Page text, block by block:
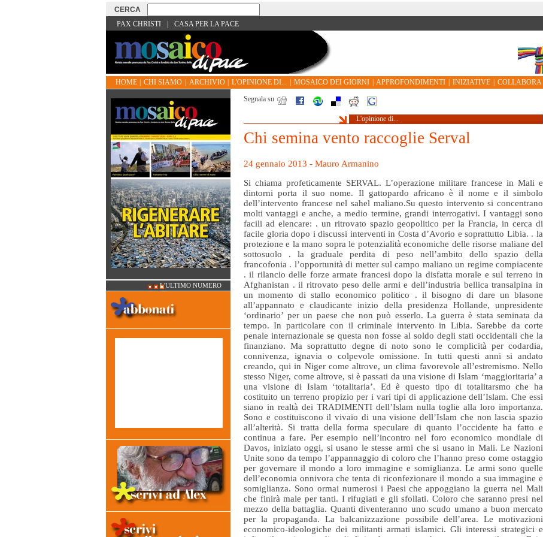
PAX CHRISTI CASA PER LA PACE
HOME CHI SIAMO ARCHIVIO L'OPINIONE DI... MOSAICO DEI GIORNI APPROFONDIMENTI INIZIATIVE
COLLABORA
Segnala su
L'opinione di...
Chi semina vento raccoglie Serval
24 gennaio 2013 - Mauro Armanino
Si chiama profeticamente SERVAL. L’operazione militare francese in Mali e
dintorni porta il suo nome. Il gattopardo africano è il nome e il simbolo
dell’intervento francese nel sahel maliano.Su questo intervento si concentrano
molti vantaggi e anche, a medio termine, grandi interrogativi. I vantaggi sono
facili ad elencare: . un ritrovato spazio geopolitico per la Francia, in cerca di
facile gloria dopo i discussi interventi in Costa d’Avorio e soprattutto Libia. . la
protezione e la mano sopra le potenzialità economiche delle risorse maliane del
sottosuolo . la graduale perdita di peso nell’ambito dello spazio della
francofonia . l’opportunità di metter sul campo maliano un regime compiacente
. il rilancio delle forze armate francesi dopo la disfatta morale e sul terreno in
Afghanistan . il ritrovato peso delle armi e dell’industria bellica transalpina in
un momento di stallo economico politico . il bisogno di dare un blasone
all’appannato e claudicante inizio della presidenza Hollande, unpresidente
‘ordinario’ per un paese che non può esserlo. La guerra è stata seminata da
tempo. In particolare con il criminale intervento in Libia. Sarebbe da corte
penale internazionale se questa non fosse al soldo degli stati occidentali che la
finanziano. Ma soprattutto degne di noto sono le complicità per codardia,
connivenza, ignavia o colpevole omissione. In tutti questi anni si andato
creando, qui in Niger come altrove, un clima favorevole all’estremismo. Nello
stesso Niger, come altrove, si è passati da una visione di Islam ‘maggioritaria’ a
una visione di Islam ‘totalitaria’. Ed è questo tipo di totalitarsmo che ha
costituito un terreno propizio per i vari tipi di applicazione dell’Islam. Che essi
siano in realtà dei TRADIMENTI dell’Islam nulla toglie alla loro importanza.
Sono e costituiscono il vivaio di una visione dell’Islam che non lascia spazio
all’alterità. Si tratta della forma speculare di quanto l’occidente ha fatto e
continua a fare. Per esempio nell’incontro nel foro economico mondiale di
Davos, iniziato oggi, si usano le stesse armi che si usano in Mali. Le Nazioni
Unite sono da tempo l’appannaggio di coloro che l’hanno preso come ostaggio
per governare il mondo a loro immagine e somiglianza. Le armi sono quelle
dell’economia onnivora che tenta di riconfezionare il mondo a sua immagine e
somiglianza. Sono ormai numerosi i Paesi che appoggiano la guerra nel Mali
che finirà male per tanti. I rifugiati e gli sfollati. Coloro che saranno presi nel
mezzo della battaglia. Quanti diventeranno uno scudo umano a buon mercato
per la propaganda. La balcanizzazione possibile dell’area. Le motivazioni
economico-ideologiche dei militanti armati islamici. Gli interessi strategici e
L'ULTIMO NUMERO